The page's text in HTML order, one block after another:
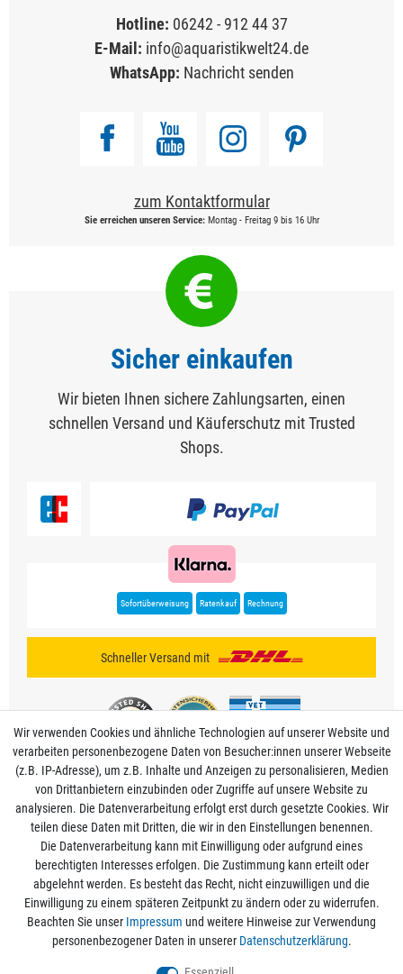
Hotline: 06242 - 912 44 37
E-Mail: info@aquaristikwelt24.de
WhatsApp: Nachricht senden
zum Kontaktformular
Sie erreichen unseren Service:Montag - Freitag 9 bis 16 Uhr
Sicher einkaufen
Wir bieten Ihnen sichere Zahlungsarten, einen
schnellen Versand und Käuferschutz mit Trusted
Shops.
Sofortüberweisung Ratenkauf Rechnung
Schneller Versand mit
Mein Konto
Informationen
Rechtliche Angaben
Wir verwenden Cookies und ähnliche Technologien auf unserer Website und
verarbeiten personenbezogene Daten von Besucher:innen unserer Webseite
(z.B. IP-Adresse), um z.B. Inhalte und Anzeigen zu personalisieren, Medien
von Drittanbietern einzubinden oder Zugriffe auf unsere Website zu
analysieren. Die Datenverarbeitung erfolgt erst durch gesetzte Cookies. Wir
teilen diese Daten mit Dritten, die wir in den Einstellungen benennen.
Die Datenverarbeitung kann mit Einwilligung oder aufgrund eines
berechtigten Interesses erfolgen. Die Zustimmung kann erteilt oder
abgelehnt werden. Es besteht das Recht, nicht einzuwilligen und die
Einwilligung zu einem späteren Zeitpunkt zu ändern oder zu widerrufen.
Beachten Sie unser Impressum und weitere Hinweise zur Verwendung
personenbezogener Daten in unserer Daten­schutz­erklärung.